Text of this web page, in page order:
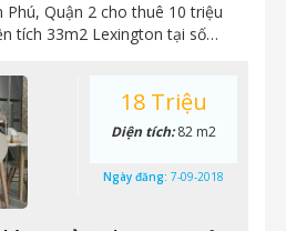
Quận 2 cho thuê 10 triệu
tích 33m2 Lexington tại số…
18 Triệu
Diện tích:82 m2
Ngày đăng: 7-09-2018